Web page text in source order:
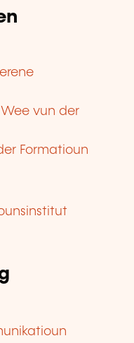
vun der
Formatioun